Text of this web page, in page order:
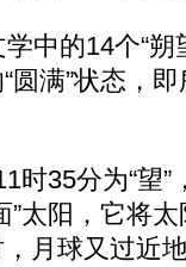
的14个“朔
满”状态，即
35分为“望”
”太阳，它将
月球又过近